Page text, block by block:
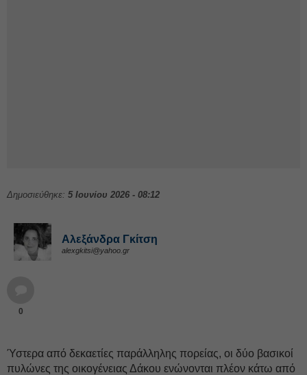
Δημοσιεύθηκε: 5 Ιουνίου 2026 - 08:12
Αλεξάνδρα Γκίτση
alexgkitsi@yahoo.gr
0
Ύστερα από δεκαετίες παράλληλης πορείας, οι δύο βασικοί
πυλώνες της οικογένειας Δάκου ενώνονται πλέον κάτω από